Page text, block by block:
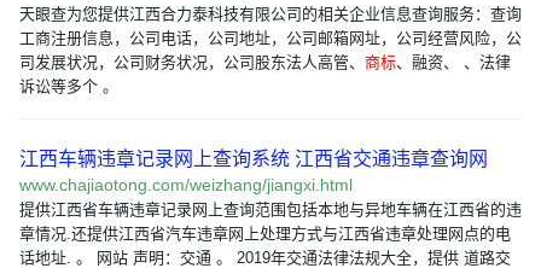
天眼查为您提供江西合力泰科技有限公司的相关企业信息查询服务：查询
工商注册信息，公司电话，公司地址，公司邮箱网址，公司经营风险，公
司发展状况，公司财务状况，公司股东法人高管、 商标、融资、 、法律
诉讼等多个 。
江西车辆违章记录网上查询系统 江西省交通违章查询网
www.chajiaotong.com/weizhang/jiangxi.html
提供江西省车辆违章记录网上查询范围包括本地与异地车辆在江西省的违
章情况.还提供江西省汽车违章网上处理方式与江西省违章处理网点的电
话地址. 。 网站 声明：交通 。 2019年交通法律法规大全，提供 道路交